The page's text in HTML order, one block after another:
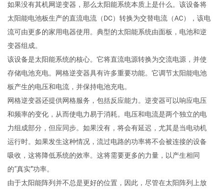
如果没有其机网逆变器，那么太阳能系统本质上是什么。该设备将
太阳能电池板生产的直流电流（DC）转换为交替电流（AC），该电
流可由更多的家用电器使用。典型的太阳能系统由面板，电池和逆
变器组成。
该设备是太阳能系统的核心。它将直流电源转换为交流电源，并使
存储电池充电。网格逆变器具有许多重要功能。它调节太阳能电池
板产生的电压和电流，并保持电池充电。
网格逆变器还提供网格服务，包括反应能力。逆变器可以响应电压
和频率的变化，从而使电力易于消耗。电压和电流是两个独立的电
力组成部分，但应同步。如果没有，将会有延迟，尤其是当电动机
运行时。如果发生这种情况，流过电路的功率将不会被连接的设备
吸收，这将降低系统的效率。这将需要更多的力量，以产生相同
的“真实”功率。
由于太阳能阵列并不总是更好的位置，因此，尽管在太阳阵列上放